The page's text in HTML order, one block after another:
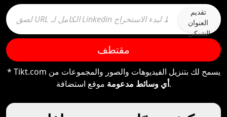
تقديم
العنوان
الشبكي
مقتطف
* Tikt.com يسمح لك بتنزيل الفيديوهات والصور والمجموعات من
أي وسائط مدعومةموقع استضافة.